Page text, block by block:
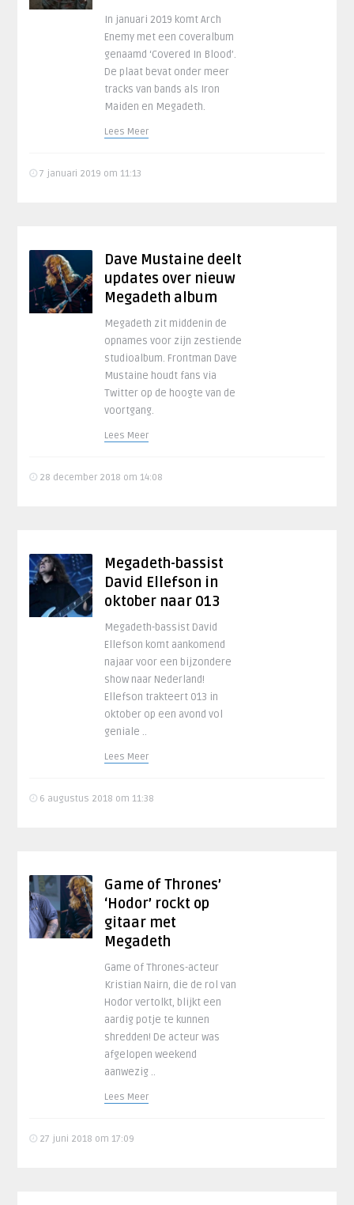
In januari 2019 komt Arch
Enemy met een coveralbum
genaamd ‘Covered In Blood’.
De plaat bevat onder meer
tracks van bands als Iron
Maiden en Megadeth.
Lees Meer
7 januari 2019 om 11:13
Dave Mustaine deelt
updates over nieuw
Megadeth album
Megadeth zit middenin de
opnames voor zijn zestiende
studioalbum. Frontman Dave
Mustaine houdt fans via
Twitter op de hoogte van de
voortgang.
Lees Meer
28 december 2018 om 14:08
Megadeth-bassist
David Ellefson in
oktober naar 013
Megadeth-bassist David
Ellefson komt aankomend
najaar voor een bijzondere
show naar Nederland!
Ellefson trakteert 013 in
oktober op een avond vol
geniale ..
Lees Meer
6 augustus 2018 om 11:38
Game of Thrones’
‘Hodor’ rockt op
gitaar met
Megadeth
Game of Thrones-acteur
Kristian Nairn, die de rol van
Hodor vertolkt, blijkt een
aardig potje te kunnen
shredden! De acteur was
afgelopen weekend
aanwezig ..
Lees Meer
27 juni 2018 om 17:09